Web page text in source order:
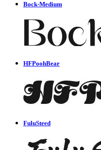
Bock-Medium
HFPoohBear
FuluSteed